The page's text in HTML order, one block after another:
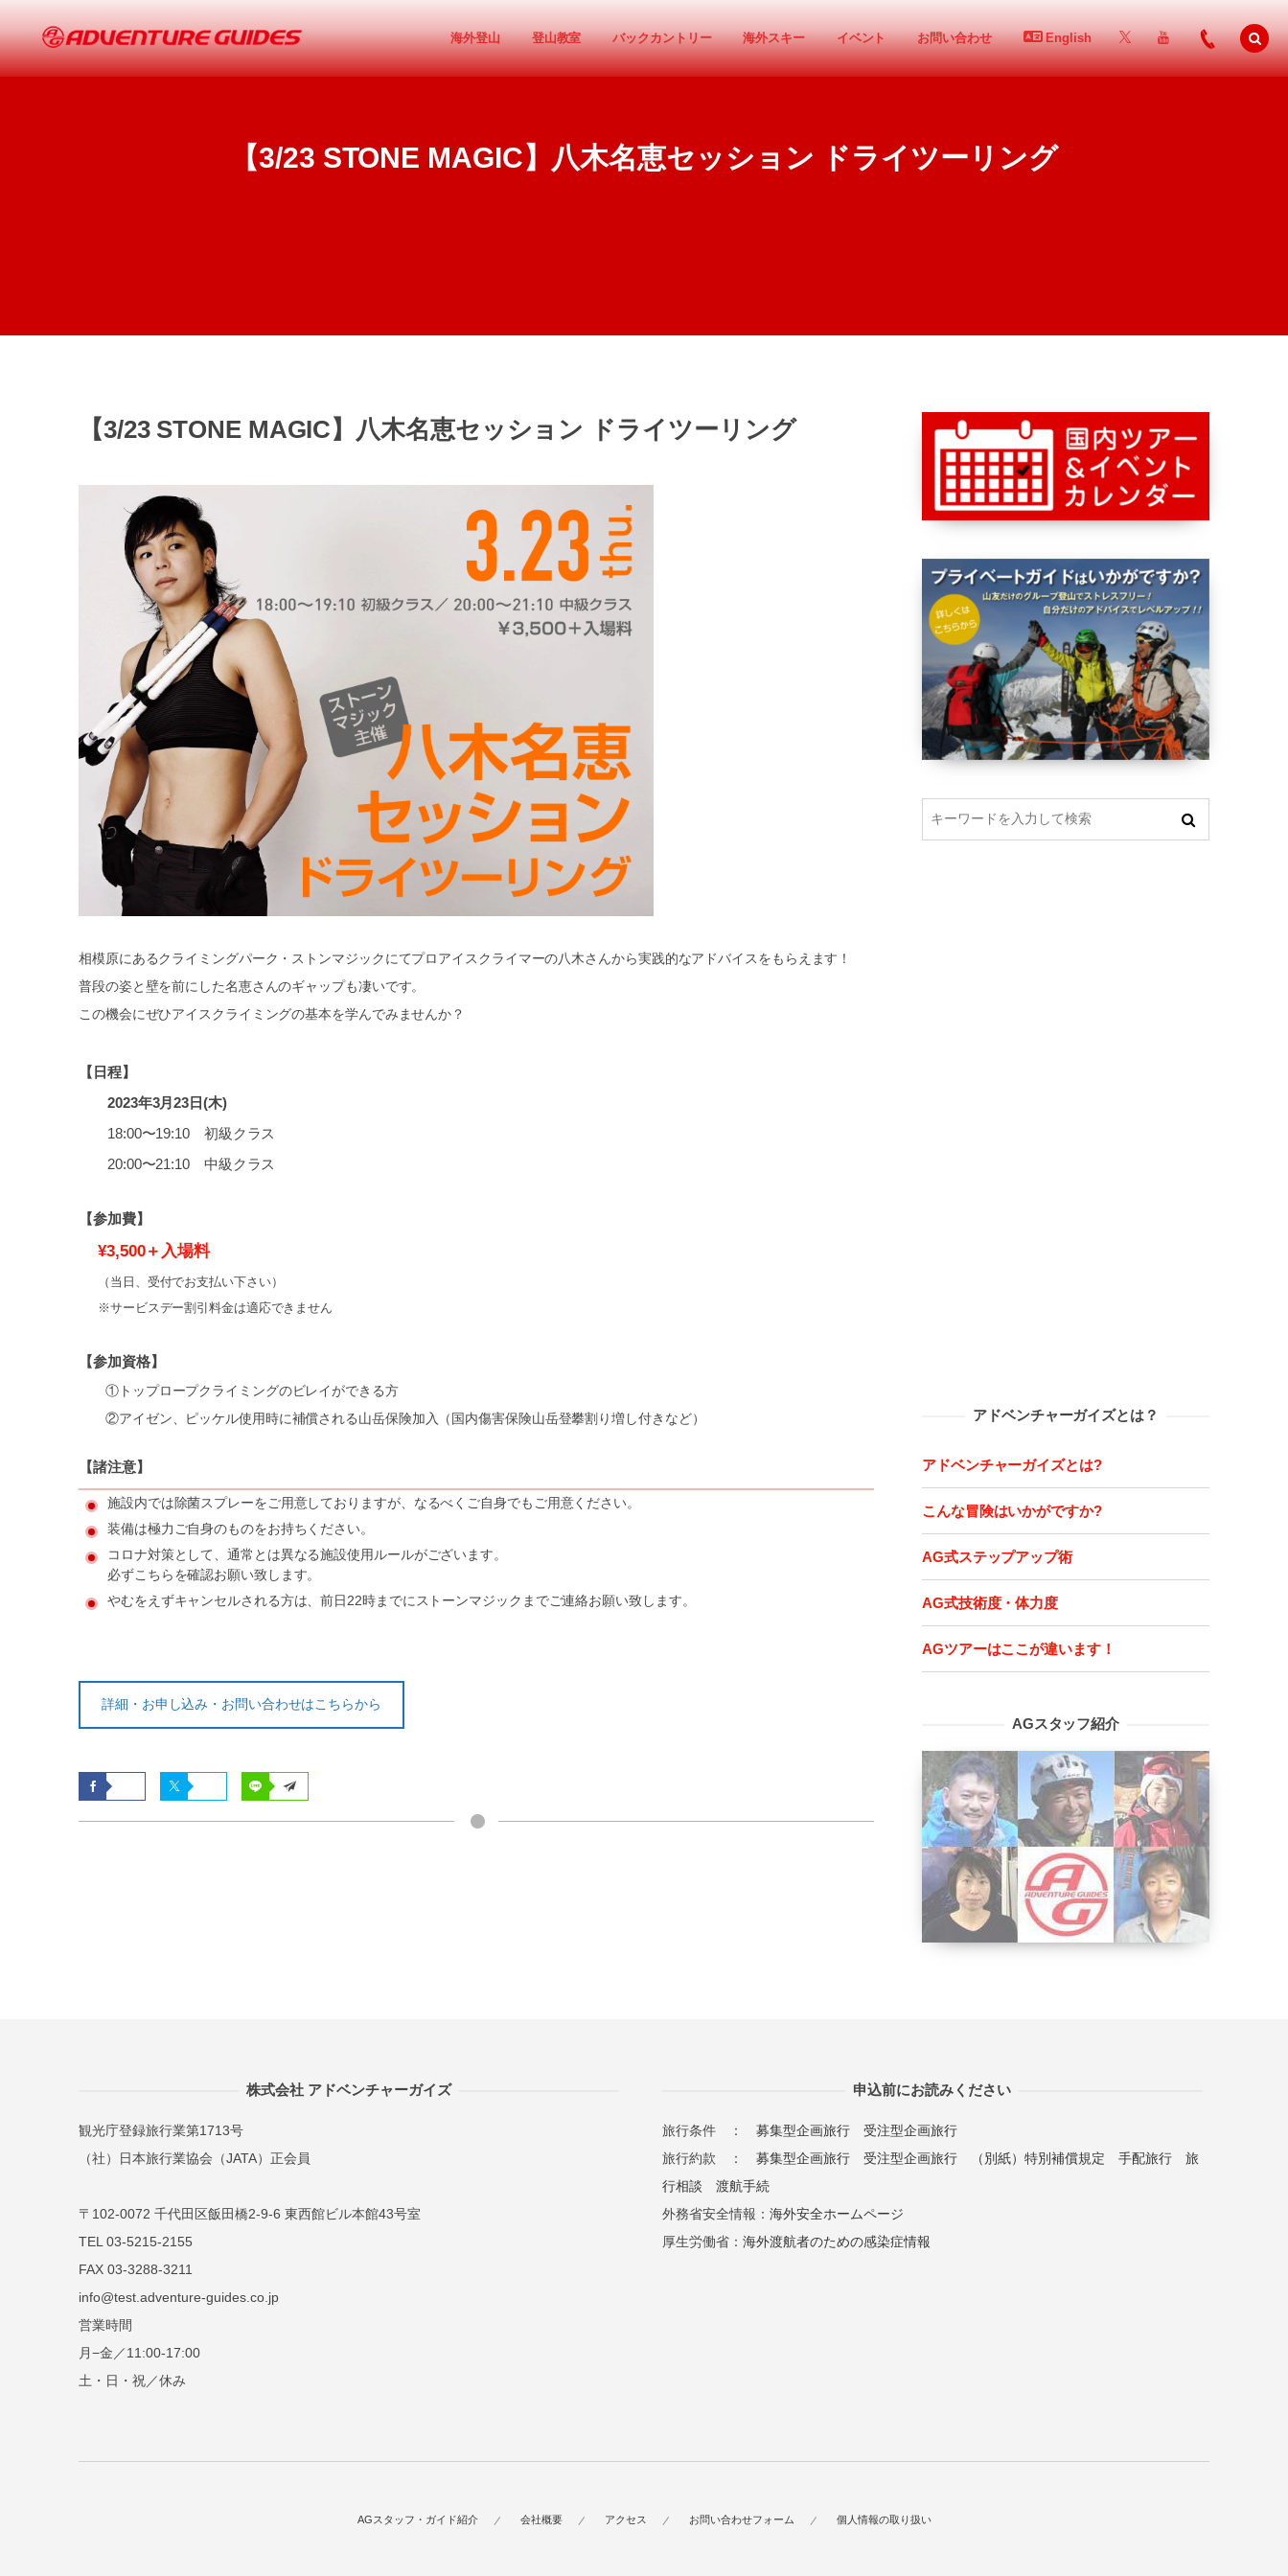
海外登山 登山教室 バックカントリー 海外スキー イベント お問い合わせ English
【3/23 STONE MAGIC】八木名恵セッション ドライツーリング
【3/23 STONE MAGIC】八木名恵セッション ドライツーリング
相模原にあるクライミングパーク・ストンマジックにてプロアイスクライマーの八木さんから実践的なアドバイスをもらえます！
普段の姿と壁を前にした名恵さんのギャップも凄いです。
この機会にぜひアイスクライミングの基本を学んでみませんか？
【日程】
2023年3月23日(木)
18:00〜19:10 初級クラス
20:00〜21:10 中級クラス
【参加費】
¥3,500＋入場料
（当日、受付でお支払い下さい）
※サービスデー割引料金は適応できません
【参加資格】
①トップロープクライミングのビレイができる方
②アイゼン、ピッケル使用時に補償される山岳保険加入（国内傷害保険山岳登攀割り増し付きなど）
【諸注意】
施設内では除菌スプレーをご用意しておりますが、なるべくご自身でもご用意ください。
装備は極力ご自身のものをお持ちください。
コロナ対策として、通常とは異なる施設使用ルールがございます。
必ずこちらを確認お願い致します。
やむをえずキャンセルされる方は、前日22時までにストーンマジックまでご連絡お願い致します。
詳細・お申し込み・お問い合わせはこちらから
アドベンチャーガイズとは？
アドベンチャーガイズとは?
こんな冒険はいかがですか?
AG式ステップアップ術
AG式技術度・体力度
AGツアーはここが違います！
AGスタッフ紹介
株式会社 アドベンチャーガイズ
観光庁登録旅行業第1713号
（社）日本旅行業協会（JATA）正会員
〒102-0072 千代田区飯田橋2-9-6 東西館ビル本館43号室
TEL 03-5215-2155
FAX 03-3288-3211
info@test.adventure-guides.co.jp
営業時間
月−金／11:00-17:00
土・日・祝／休み
申込前にお読みください
旅行条件 ： 募集型企画旅行
受注型企画旅行
旅行約款 ： 募集型企画旅行 受注型企画旅行 （別紙）特別補償規定 手配旅行
旅
行相談
渡航手続
外務省安全情報： 海外安全ホームページ
厚生労働省： 海外渡航者のための感染症情報
AGスタッフ・ガイド紹介 会社概要 アクセス お問い合わせフォーム 個人情報の取り扱い